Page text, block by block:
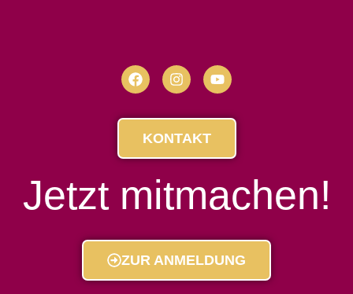
KONTAKT
Jetzt mitmachen!
ZUR ANMELDUNG